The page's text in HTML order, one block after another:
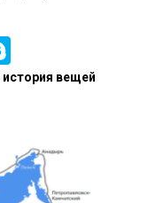
история вещей